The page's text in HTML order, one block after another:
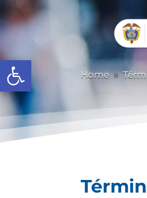
Abrir barra de herramientas
Home 9